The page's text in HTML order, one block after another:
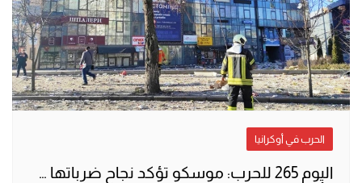
الحرب في أوكرانيا
اليوم 265 للحرب: موسكو تؤكد نجاح ضرباتها …